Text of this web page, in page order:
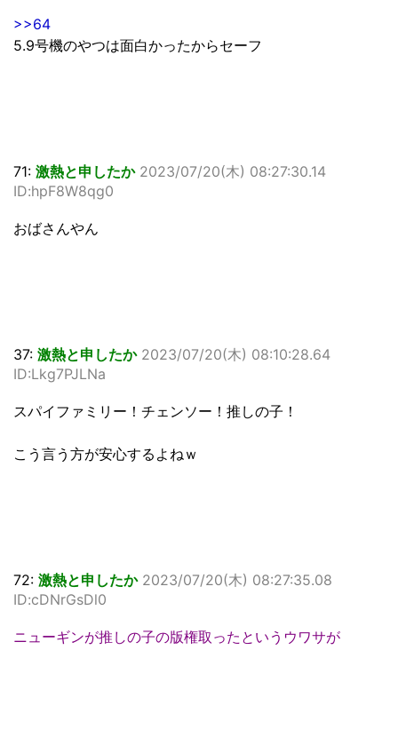
>>64
5.9号機のやつは面白かったからセーフ
71: 激熱と申したか 2023/07/20(木) 08:27:30.14
ID:hpF8W8qg0
おばさんやん
37: 激熱と申したか 2023/07/20(木) 08:10:28.64
ID:Lkg7PJLNa
スパイファミリー！チェンソー！推しの子！
こう言う方が安心するよねｗ
72: 激熱と申したか 2023/07/20(木) 08:27:35.08
ID:cDNrGsDl0
ニューギンが推しの子の版権取ったというウワサが